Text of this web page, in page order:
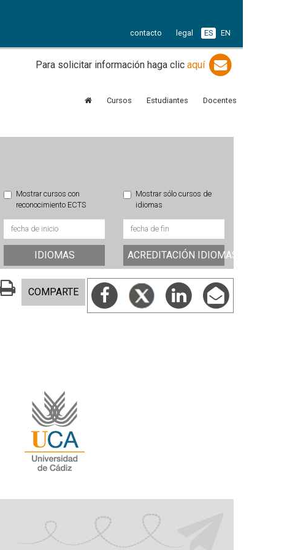
contacto legal ES EN
Para solicitar información haga clicaquí
Cursos Estudiantes Docentes
Mostrar cursos con
reconocimiento ECTS
Mostrar sólo cursos de
idiomas
IDIOMAS ACREDITACIÓN IDIOMAS
COMPARTE